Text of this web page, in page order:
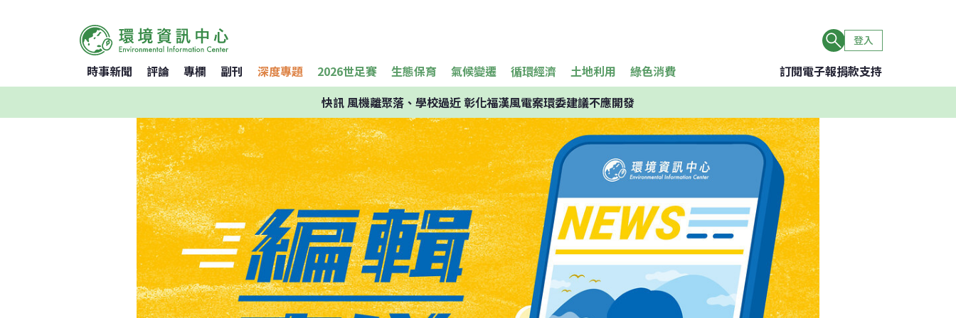
登入
時事新聞 評論 專欄 副刊 深度專題 2026世足賽 生態保育 氣候變遷 循環經濟 土地利用 綠色消費 訂閱電子報捐款支持
快訊風機離聚落、學校過近 彰化福漢風電案環委建議不應開發